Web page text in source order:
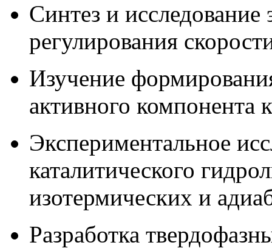
Синтез и исследование
регулирования
Изучение
активного компонента
Экспериментальное
каталитического
изотермических и
Разработка